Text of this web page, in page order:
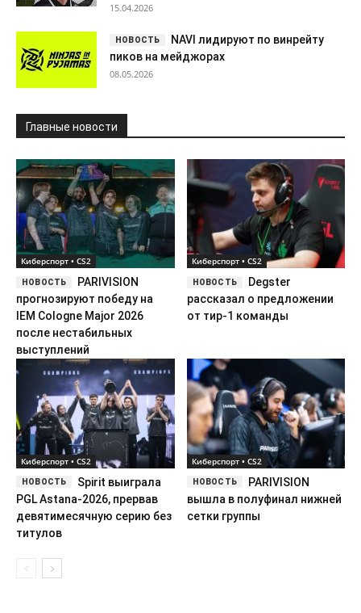
15.04.2026
NAVI лидируют по винрейту
пиков на мейджорах
08.05.2026
Главные новости
Киберспорт • CS2
PARIVISION
прогнозируют победу на
IEM Cologne Major 2026
после нестабильных
выступлений
Киберспорт • CS2
Degster
рассказал о предложении
от тир-1 команды
Киберспорт • CS2
Spirit выиграла
PGL Astana-2026, прервав
девятимесячную серию без
титулов
Киберспорт • CS2
PARIVISION
вышла в полуфинал нижней
сетки группы